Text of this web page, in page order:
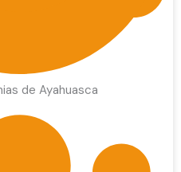
de Ayahuasca